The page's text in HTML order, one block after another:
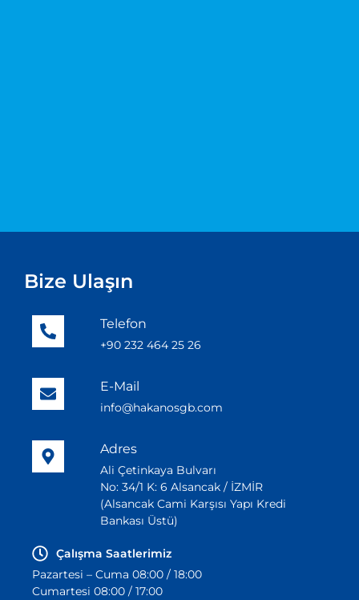
Bize Ulaşın
Telefon
+90 232 464 25 26
E-Mail
info@hakanosgb.com
Adres
Ali Çetinkaya Bulvarı
No: 34/1 K: 6 Alsancak / İZMİR
(Alsancak Cami Karşısı Yapı Kredi
Bankası Üstü)
Çalışma Saatlerimiz
Pazartesi – Cuma 08:00 / 18:00
Cumartesi 08:00 / 17:00